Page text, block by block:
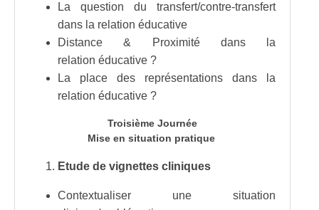
La question du transfert/contre-transfert
dans la relation éducative
Distance & Proximité dans la
relation éducative ?
La place des représentations dans la
relation éducative ?
Troisième Journée
Mise en situation pratique
Etude de vignettes cliniques
Contextualiser une situation